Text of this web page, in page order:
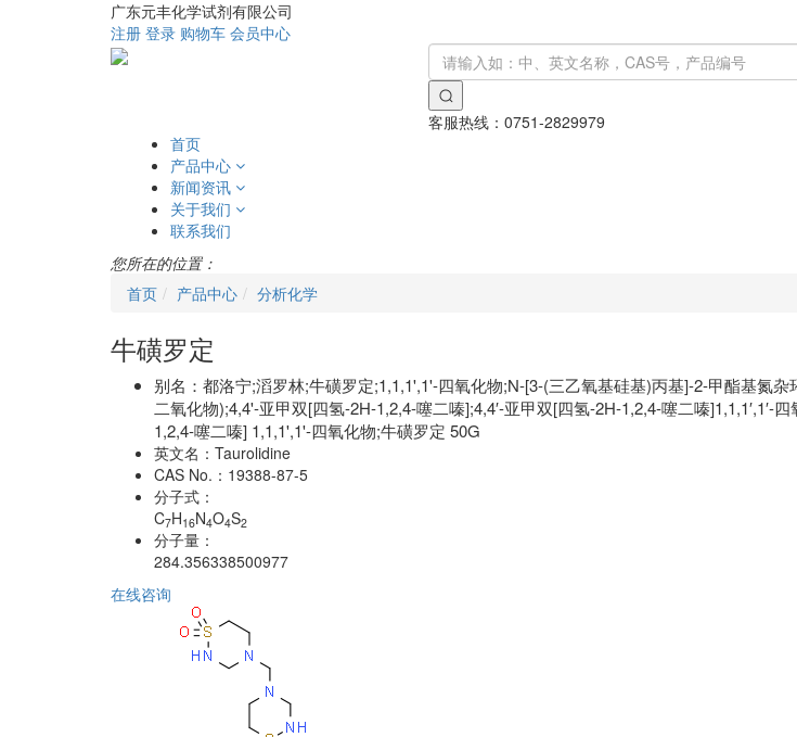
广东元丰化学试剂有限公司
注册 登录 购物车 会员中心
客服热线： 0751-2829979
首页
产品中心
新闻资讯
关于我们
联系我们
您所在的位置：
首页
产品中心 分析化学
牛磺罗定
别名： 都洛宁;滔罗林;牛磺罗定;1,1,1',1'-四氧化物;N-[3-(三乙氧基硅基)丙基]-2-甲酯基氮
二氧化物);4,4'-亚甲双[四氢-2H-1,2,4-噻二嗪];4,4′-亚甲双[四氢-2H-1,2,4-噻二嗪
1,2,4-噻二嗪] 1,1,1',1'-四氧化物;牛磺罗定 50G
英文名： Taurolidine
CAS No.： 19388-87-5
分子式：
C7H16N4O4S2
分子量：
284.356338500977
在线咨询